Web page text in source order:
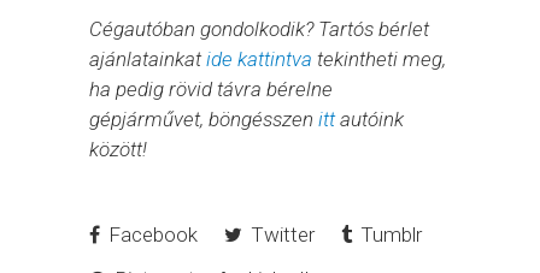
Cégautóban gondolkodik? Tartós bérlet
ajánlatainkatide kattintva tekintheti meg,
ha pedig rövid távra bérelne
gépjárművet, böngésszen ittautóink
között!
Facebook Twitter
Tumblr